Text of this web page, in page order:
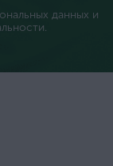
данных и
.